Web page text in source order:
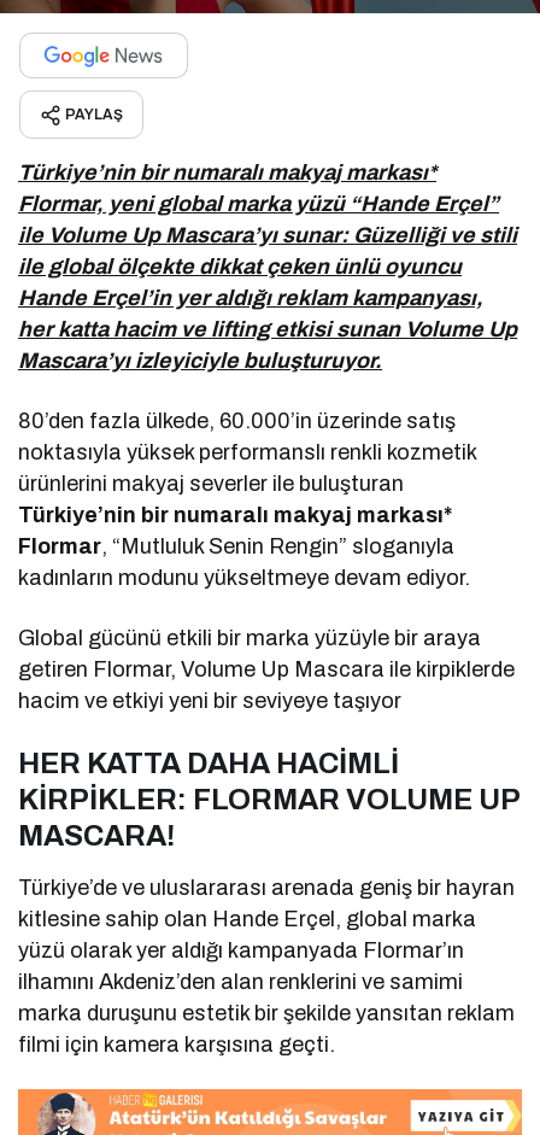
PAYLAŞ
Türkiye’nin bir numaralı makyaj markası*
Flormar, yeni global marka yüzü “Hande Erçel”
ile Volume Up Mascara’yı sunar: Güzelliği ve stili
ile global ölçekte dikkat çeken ünlü oyuncu
Hande Erçel’in yer aldığı reklam kampanyası,
her katta hacim ve lifting etkisi sunan Volume Up
Mascara’yı izleyiciyle buluşturuyor.
80’den fazla ülkede, 60.000’in üzerinde satış
noktasıyla yüksek performanslı renkli kozmetik
ürünlerini makyaj severler ile buluşturan
Türkiye’nin bir numaralı makyaj markası*
Flormar, “Mutluluk Senin Rengin” sloganıyla
kadınların modunu yükseltmeye devam ediyor.
Global gücünü etkili bir marka yüzüyle bir araya
getiren Flormar, Volume Up Mascara ile kirpiklerde
hacim ve etkiyi yeni bir seviyeye taşıyor
HER KATTA DAHA HACİMLİ
KİRPİKLER: FLORMAR VOLUME UP
MASCARA!
Türkiye’de ve uluslararası arenada geniş bir hayran
kitlesine sahip olan Hande Erçel, global marka
yüzü olarak yer aldığı kampanyada Flormar’ın
ilhamını Akdeniz’den alan renklerini ve samimi
marka duruşunu estetik bir şekilde yansıtan reklam
filmi için kamera karşısına geçti.